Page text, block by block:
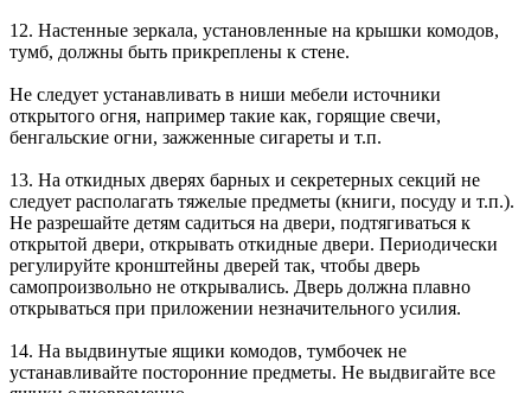
12. Настенные зеркала, установленные на крышки комодов,
тумб, должны быть прикреплены к стене.
Не следует устанавливать в ниши мебели источники
открытого огня, например такие как, горящие свечи,
бенгальские огни, зажженные сигареты и т.п.
13. На откидных дверях барных и секретерных секций не
следует располагать тяжелые предметы (книги, посуду и т.п.).
Не разрешайте детям садиться на двери, подтягиваться к
открытой двери, открывать откидные двери. Периодически
регулируйте кронштейны дверей так, чтобы дверь
самопроизвольно не открывались. Дверь должна плавно
открываться при приложении незначительного усилия.
14. На выдвинутые ящики комодов, тумбочек не
устанавливайте посторонние предметы. Не выдвигайте все